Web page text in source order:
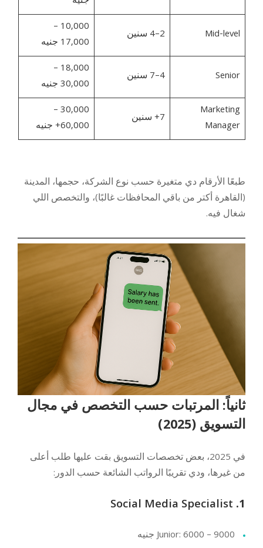
Mid-level 2–4 سنين
10,000 –
17,000 جنيه
Senior 4–7 سنين
18,000 –
30,000 جنيه
Marketing
Manager
7+ سنين
30,000 –
60,000+ جنيه
طبعًا الأرقام دي متغيرة حسب نوع الشركة، حجمها، المدينة
(القاهرة أكتر من باقي المحافظات غالبًا)، والتخصص اللي
شغال فيه.
ثانياً: المرتبات حسب التخصص في مجال
التسويق (2025)
في 2025، بعض تخصصات التسويق بقت عليها طلب أعلى
من غيرها، ودي تقريبًا الرواتب الشائعة حسب الدور:
1.
Social Media Specialist
Junior: 6000 – 9000 جنيه